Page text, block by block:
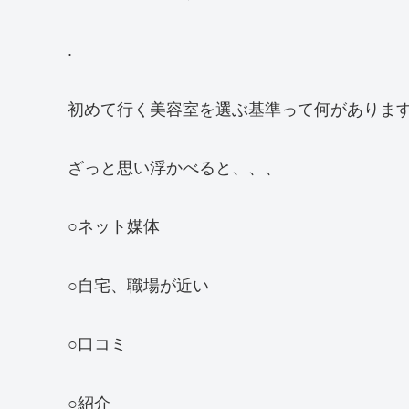
.
初めて行く美容室を選ぶ基準って何がありま
ざっと思い浮かべると、、、
○ネット媒体
○自宅、職場が近い
○口コミ
○紹介